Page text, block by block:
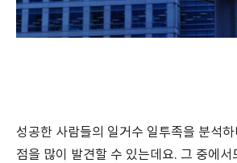
성공한 사람들의 일거수 일투족을 분석
점을 많이 발견할 수 있는데요. 그 중에서